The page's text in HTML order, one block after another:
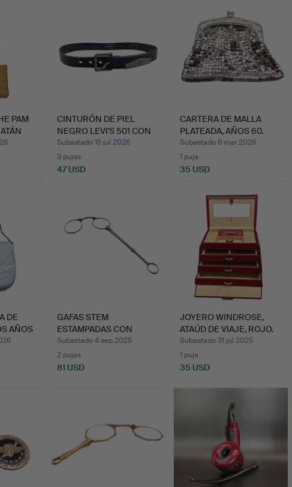
PAM
CINTURÓN DE PIEL
NEGRO LEVI'S 501 CON
HEBI…
Subastado 15 jul 2026
3 pujas
47 USD
CARTERA DE MALLA
PLATEADA, AÑOS 60.
Subastado 6 mar 2026
1 puja
35 USD
DE
AÑOS
GAFAS STEM
ESTAMPADAS CON
LENTES ÓPTICAS D…
Subastado 4 sep 2025
2 pujas
81 USD
JOYERO WINDROSE,
ATAÚD DE VIAJE, ROJO.
Subastado 31 jul 2025
1 puja
35 USD